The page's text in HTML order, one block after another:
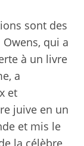
sont des
qui a
à un livre
a
et
juive en un
et mis le
la célèbre